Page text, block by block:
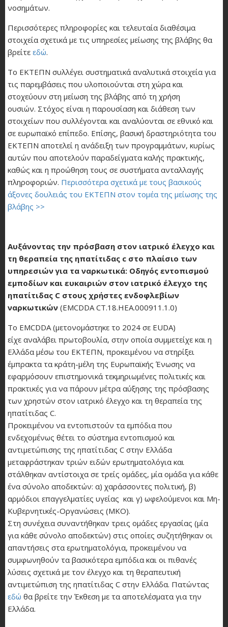
νοσημάτων.
Περισσότερες πληροφορίες και τελευταία διαθέσιμα
στοιχεία σχετικά με τις υπηρεσίες μείωσης της βλάβης θα
βρείτε εδώ.
Το ΕΚΤΕΠΝ συλλέγει συστηματικά αναλυτικά στοιχεία για
τις παρεμβάσεις που υλοποιούνται στη χώρα και
στοχεύουν στη μείωση της βλάβης από τη χρήση
ουσιών. Στόχος είναι η παρουσίαση και διάθεση των
στοιχείων που συλλέγονται και αναλύονται σε εθνικό και
σε ευρωπαϊκό επίπεδο. Επίσης, βασική δραστηριότητα του
ΕΚΤΕΠΝ αποτελεί η ανάδειξη των προγραμμάτων, κυρίως
αυτών που αποτελούν παραδείγματα καλής πρακτικής,
καθώς και η προώθηση τους σε συστήματα ανταλλαγής
πληροφοριών. Περισσότερα σχετικά με τους βασικούς
άξονες δουλειάς του ΕΚΤΕΠΝ στον τομέα της μείωσης της
βλάβης >>
Αυξάνοντας την πρόσβαση στον ιατρικό έλεγχο και
τη θεραπεία της ηπατίτιδας c στο πλαίσιο των
υπηρεσιών για τα ναρκωτικά: Οδηγός εντοπισμού
εμποδίων και ευκαιριών στον ιατρικό έλεγχο της
ηπατίτιδας C στους χρήστες ενδοφλεβίων
ναρκωτικών (EMCDDA CT.18.HEA.000911.1.0)
Το EMCDDA (μετονομάστηκε το 2024 σε EUDA)
είχε αναλάβει πρωτοβουλία, στην οποία συμμετείχε και η
Ελλάδα μέσω του ΕΚΤΕΠΝ, προκειμένου να στηρίξει
έμπρακτα τα κράτη-μέλη της Ευρωπαϊκής Ένωσης να
εφαρμόσουν επιστημονικά τεκμηριωμένες πολιτικές και
πρακτικές για να πάρουν μέτρα αύξησης της πρόσβασης
των χρηστών στον ιατρικό έλεγχο και τη θεραπεία της
ηπατίτιδας C.
Προκειμένου να εντοπιστούν τα εμπόδια που
ενδεχομένως θέτει το σύστημα εντοπισμού και
αντιμετώπισης της ηπατίτιδας C στην Ελλάδα
μεταφράστηκαν τριών ειδών ερωτηματολόγια και
στάλθηκαν αντίστοιχα σε τρείς ομάδες, μία ομάδα για κάθε
ένα σύνολο αποδεκτών: α) χαράσσοντες πολιτική, β)
αρμόδιοι επαγγελματίες υγείας και γ) ωφελούμενοι και Μη-
Κυβερνητικές-Οργανώσεις (ΜΚΟ).
Στη συνέχεια συναντήθηκαν τρεις ομάδες εργασίας (μία
για κάθε σύνολο αποδεκτών) στις οποίες συζητήθηκαν οι
απαντήσεις στα ερωτηματολόγια, προκειμένου να
συμφωνηθούν τα βασικότερα εμπόδια και οι πιθανές
λύσεις σχετικά με τον έλεγχο και τη θεραπευτική
αντιμετώπιση της ηπατίτιδας C στην Ελλάδα. Πατώντας
εδώ θα βρείτε την Έκθεση με τα αποτελέσματα για την
Ελλάδα.